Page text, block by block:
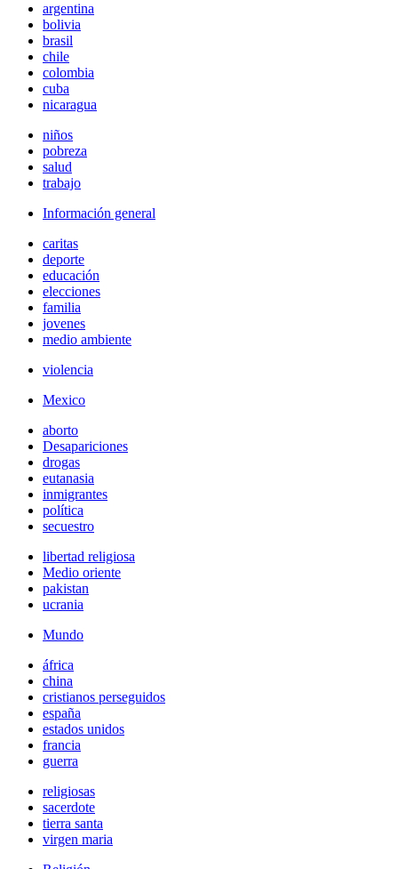
argentina
bolivia
brasil
chile
colombia
cuba
nicaragua
niños
pobreza
salud
trabajo
Información general
caritas
deporte
educación
elecciones
familia
jovenes
medio ambiente
violencia
Mexico
aborto
Desapariciones
drogas
eutanasia
inmigrantes
política
secuestro
libertad religiosa
Medio oriente
pakistan
ucrania
Mundo
áfrica
china
cristianos perseguidos
españa
estados unidos
francia
guerra
religiosas
sacerdote
tierra santa
virgen maria